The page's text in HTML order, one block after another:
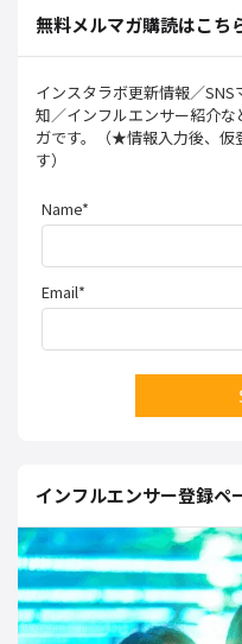
無料メルマガ購読はこち
インスタラボ更新情報／
知／インフルエンサー紹介
ガです。（★情報入力後、
す）
Name*
Email*
インフルエンサー登録ペ